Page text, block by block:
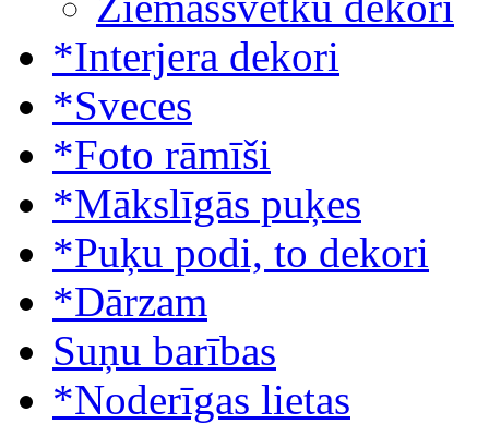
*Interjera dekori
*Sveces
*Foto rāmīši
*Mākslīgās puķes
*Puķu podi, to dekori
*Dārzam
Suņu barības
*Noderīgas lietas